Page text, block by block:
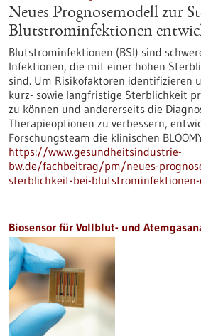
Neues Prognosemodell zur
Blutstrominfektionen
Blutstrominfektionen (BSI) sind
Infektionen, die mit einer hohen
sind. Um Risikofaktoren identifizieren
kurz- sowie langfristige Sterblichkeit
zu können und andererseits die
Therapieoptionen zu verbessern,
Forschungsteam die klinischen
https://www.gesundheitsindustrie-
bw.de/fachbeitrag/pm/neues-
sterblichkeit-bei-
Biosensor für Vollblut- und